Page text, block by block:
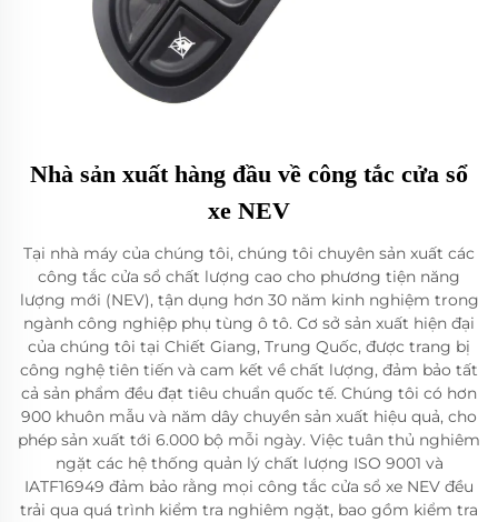
Nhà sản xuất hàng đầu về công tắc cửa sổ
xe NEV
Tại nhà máy của chúng tôi, chúng tôi chuyên sản xuất các
công tắc cửa sổ chất lượng cao cho phương tiện năng
lượng mới (NEV), tận dụng hơn 30 năm kinh nghiệm trong
ngành công nghiệp phụ tùng ô tô. Cơ sở sản xuất hiện đại
của chúng tôi tại Chiết Giang, Trung Quốc, được trang bị
công nghệ tiên tiến và cam kết về chất lượng, đảm bảo tất
cả sản phẩm đều đạt tiêu chuẩn quốc tế. Chúng tôi có hơn
900 khuôn mẫu và năm dây chuyền sản xuất hiệu quả, cho
phép sản xuất tới 6.000 bộ mỗi ngày. Việc tuân thủ nghiêm
ngặt các hệ thống quản lý chất lượng ISO 9001 và
IATF16949 đảm bảo rằng mọi công tắc cửa sổ xe NEV đều
trải qua quá trình kiểm tra nghiêm ngặt, bao gồm kiểm tra